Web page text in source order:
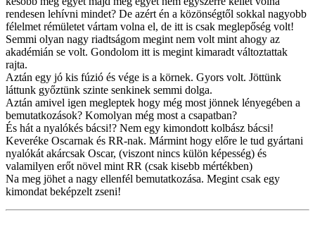
rendesen lehívni mindet? De azért én a közönségtől sokkal nagyobb
félelmet rémületet vártam volna el, de itt is csak meglepőség volt!
Semmi olyan nagy riadtságom megint nem volt mint ahogy az
akadémián se volt. Gondolom itt is megint kimaradt változtattak
rajta.
Aztán egy jó kis fúzió és vége is a körnek. Gyors volt. Jöttünk
láttunk győztünk szinte senkinek semmi dolga.
Aztán amivel igen megleptek hogy még most jönnek lényegében a
bemutatkozások? Komolyan még most a csapatban?
És hát a nyalókés bácsi!? Nem egy kimondott kolbász bácsi!
Keveréke Oscarnak és RR-nak. Mármint hogy előre le tud gyártani
nyalókát akárcsak Oscar, (viszont nincs külön képesség) és
valamilyen erőt növel mint RR (csak kisebb mértékben)
Na meg jöhet a nagy ellenfél bemutatkozása. Megint csak egy
kimondat beképzelt zseni!